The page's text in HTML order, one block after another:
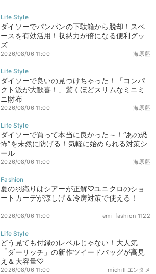
ダイソーでパンパンの下駄箱から脱却！スペ
ースを有効活用！収納力が倍になる便利グッ
ズ
海原藍
2026/08/06 11:00
ダイソーで良いの見つけちゃった！「コンパ
クト派が大歓喜！」驚くほどスリムなミニミ
ニ財布
海原藍
2026/08/06 11:00
ダイソーで買って本当に良かった～！“あの恐
怖”を未然に防げる！気軽に始められる対策シ
ール
海原藍
2026/08/06 11:00
夏の羽織りはシアーが正解♡ユニクロのショ
ートカーデが涼しげ＆冷房対策で使える！
emi_fashion_1122
2026/08/06 11:00
どう見ても付録のレベルじゃない！大人気
「ダーリッチ」の新作ツイードバッグが高見
え＆大容量♡
michill エンタメ
2026/08/06 11:00